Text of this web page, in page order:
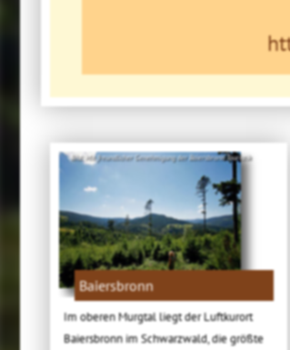
Bild: Mit freundlicher Genehmigung der Baiersbronn Touristik
Baiersbronn
Im oberen Murgtal liegt der Luftkurort
Baiersbronn im Schwarzwald, die größte